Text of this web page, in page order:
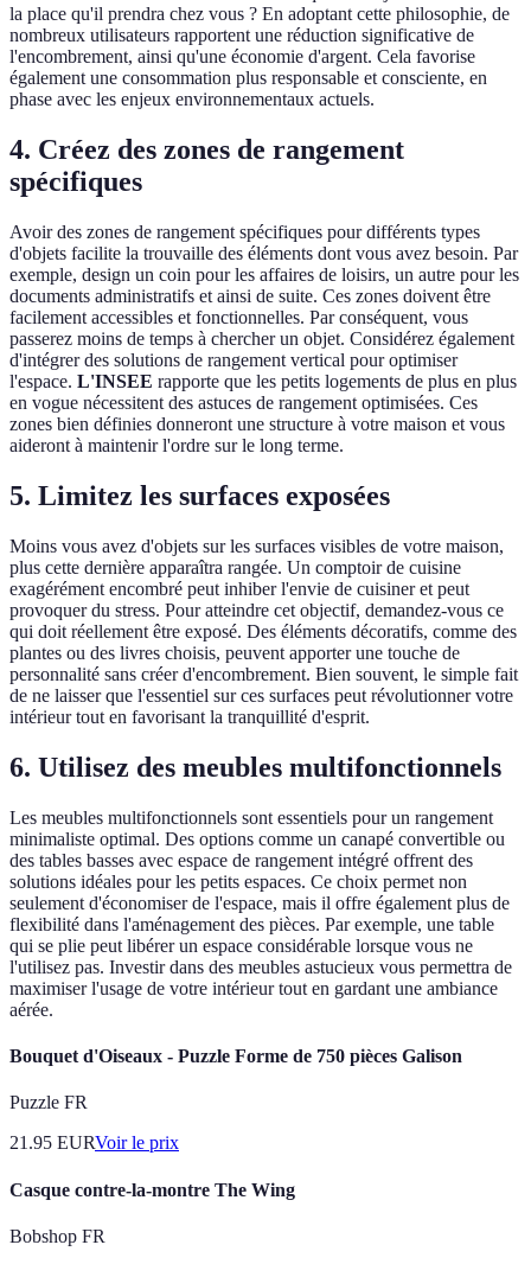
la place qu'il prendra chez vous ? En adoptant cette philosophie, de
nombreux utilisateurs rapportent une réduction significative de
l'encombrement, ainsi qu'une économie d'argent. Cela favorise
également une consommation plus responsable et consciente, en
phase avec les enjeux environnementaux actuels.
4. Créez des zones de rangement
spécifiques
Avoir des zones de rangement spécifiques pour différents types
d'objets facilite la trouvaille des éléments dont vous avez besoin. Par
exemple, design un coin pour les affaires de loisirs, un autre pour les
documents administratifs et ainsi de suite. Ces zones doivent être
facilement accessibles et fonctionnelles. Par conséquent, vous
passerez moins de temps à chercher un objet. Considérez également
d'intégrer des solutions de rangement vertical pour optimiser
l'espace. L'INSEE rapporte que les petits logements de plus en plus
en vogue nécessitent des astuces de rangement optimisées. Ces
zones bien définies donneront une structure à votre maison et vous
aideront à maintenir l'ordre sur le long terme.
5. Limitez les surfaces exposées
Moins vous avez d'objets sur les surfaces visibles de votre maison,
plus cette dernière apparaîtra rangée. Un comptoir de cuisine
exagérément encombré peut inhiber l'envie de cuisiner et peut
provoquer du stress. Pour atteindre cet objectif, demandez-vous ce
qui doit réellement être exposé. Des éléments décoratifs, comme des
plantes ou des livres choisis, peuvent apporter une touche de
personnalité sans créer d'encombrement. Bien souvent, le simple fait
de ne laisser que l'essentiel sur ces surfaces peut révolutionner votre
intérieur tout en favorisant la tranquillité d'esprit.
6. Utilisez des meubles multifonctionnels
Les meubles multifonctionnels sont essentiels pour un rangement
minimaliste optimal. Des options comme un canapé convertible ou
des tables basses avec espace de rangement intégré offrent des
solutions idéales pour les petits espaces. Ce choix permet non
seulement d'économiser de l'espace, mais il offre également plus de
flexibilité dans l'aménagement des pièces. Par exemple, une table
qui se plie peut libérer un espace considérable lorsque vous ne
l'utilisez pas. Investir dans des meubles astucieux vous permettra de
maximiser l'usage de votre intérieur tout en gardant une ambiance
aérée.
Bouquet d'Oiseaux - Puzzle Forme de 750 pièces Galison
Puzzle FR
21.95 EURVoir le prix
Casque contre-la-montre The Wing
Bobshop FR